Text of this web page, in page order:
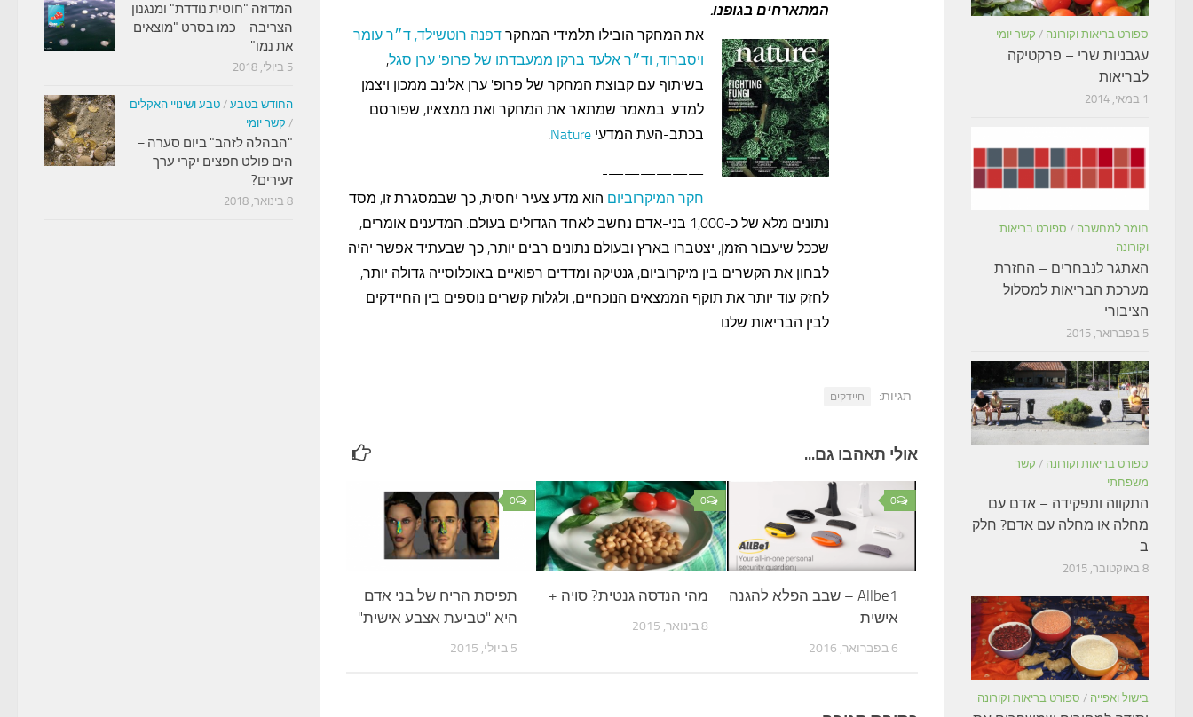
המתארחים בגופנו.
את המחקר הובילו תלמידי המחקר דפנה רוטשילד, ד״ר עומר
ויסברוד, וד״ר אלעד ברקן ממעבדתו של פרופ' ערן סגל,
בשיתוף עם קבוצת המחקר של פרופ' ערן אלינב ממכון ויצמן
למדע. במאמר שמתאר את המחקר ואת ממצאיו, שפורסם
בכתב-העת המדעי Nature
.
——————-
חקר המיקרוביום הוא מדע צעיר יחסית, כך שבמסגרת זו, מסד
נתונים מלא של כ-1,000 בני-אדם נחשב לאחד הגדולים בעולם. המדענים אומרים,
שככל שיעבור הזמן, יצטברו בארץ ובעולם נתונים רבים יותר, כך שבעתיד אפשר יהיה
לבחון את הקשרים בין מיקרוביום, גנטיקה ומדדים רפואיים באוכלוסייה גדולה יותר,
לחזק עוד יותר את תוקף הממצאים הנוכחיים, ולגלות קשרים נוספים בין החיידקים
לבין הבריאות שלנו.
תגיות: חיידקים
אולי תאהבו גם...
0
תפיסת הריח של בני אדם
היא "טביעת אצבע אישית"
5 ביולי, 2015
0
מהי הנדסה גנטית? סויה +
8 בינואר, 2015
0
Allbe1 – שבב הפלא להגנה
אישית
6 בפברואר, 2016
המדוזה "חוטית נודדת" ומנגנון
הצריבה – כמו בסרט "מוצאים
את נמו"
5 ביולי, 2018
החודש בטבע / טבע ושינויי האקלים
/ קשר יומי
"הבהלה לזהב" ביום סערה –
הים פולט חפצים יקרי ערך
זעירים?
8 בינואר, 2018
ספורט בריאות וקורונה / קשר יומי
עגבניות שרי – פרקטיקה
לבריאות
1 במאי, 2014
חומר למחשבה / ספורט בריאות
וקורונה
האתגר לנבחרים – החזרת
מערכת הבריאות למסלול
הציבורי
5 בפברואר, 2015
ספורט בריאות וקורונה / קשר
משפחתי
התקווה ותפקידה – אדם עם
מחלה או מחלה עם אדם? חלק
ב
8 באוקטובר, 2015
בישול ואפייה / ספורט בריאות וקורונה